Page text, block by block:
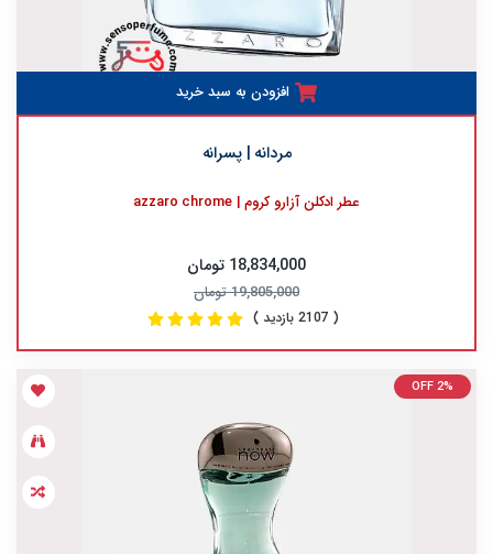
افزودن به سبد خرید
مردانه | پسرانه
عطر ادکلن آزارو کروم | azzaro chrome
18,834,000 تومان
19,805,000 تومان
( 2107 بازدید )
OFF 2%